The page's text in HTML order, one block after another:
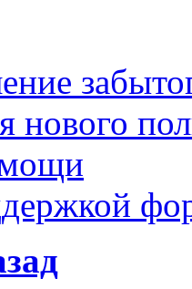
нового